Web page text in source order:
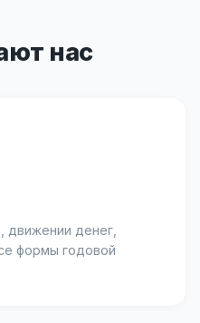
нас
движении денег,
формы годовой